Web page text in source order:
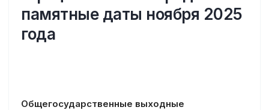
памятные даты ноября 2025
года
Общегосударственные выходные